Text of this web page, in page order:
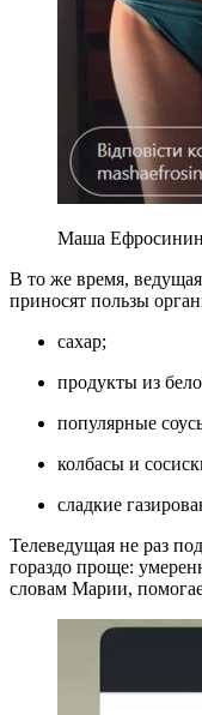
Маша
В то же время,
приносят пользы
сахар;
продукты из
популярные
колбасы и
сладкие
Телеведущая не раз
гораздо проще:
словам Марии,